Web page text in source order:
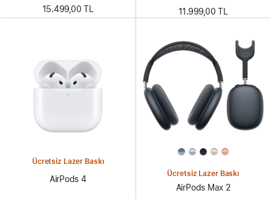
15.499,00 TL 11.999,00 TL
Ücretsiz Lazer Baskı
AirPods 4
Ücretsiz Lazer Baskı
AirPods Max 2